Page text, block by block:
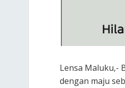
Lensa Maluku,-
dengan maju